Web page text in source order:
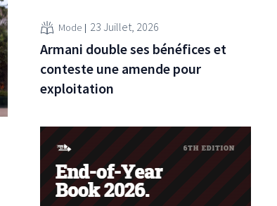
Mode 23 Juillet, 2026
Armani double ses bénéfices et
conteste une amende pour
exploitation